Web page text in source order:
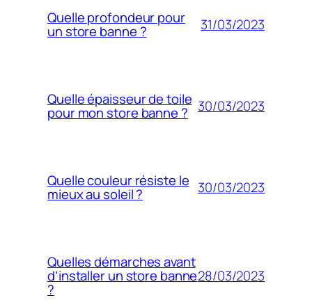
Quelle profondeur pour
un store banne ? 31/03/2023
Quelle épaisseur de toile
pour mon store banne ? 30/03/2023
Quelle couleur résiste le
mieux au soleil ? 30/03/2023
Quelles démarches avant
d’installer un store banne
?
28/03/2023